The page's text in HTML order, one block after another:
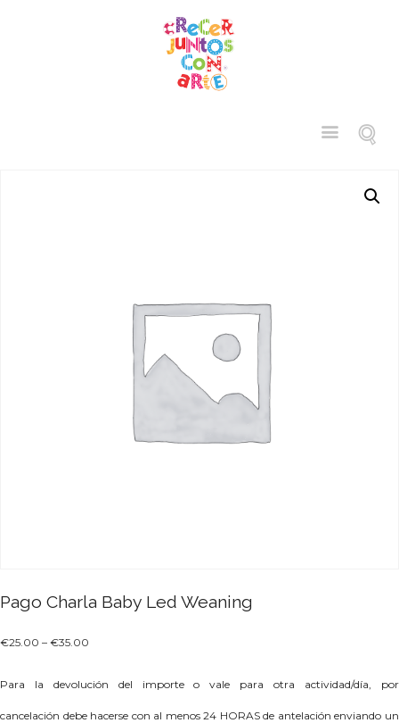
Pago Charla Baby Led Weaning
€25.00 – €35.00
Para la devolución del importe o vale para otra actividad/día, por
cancelación debe hacerse con al menos24 HORASde antelación enviando un